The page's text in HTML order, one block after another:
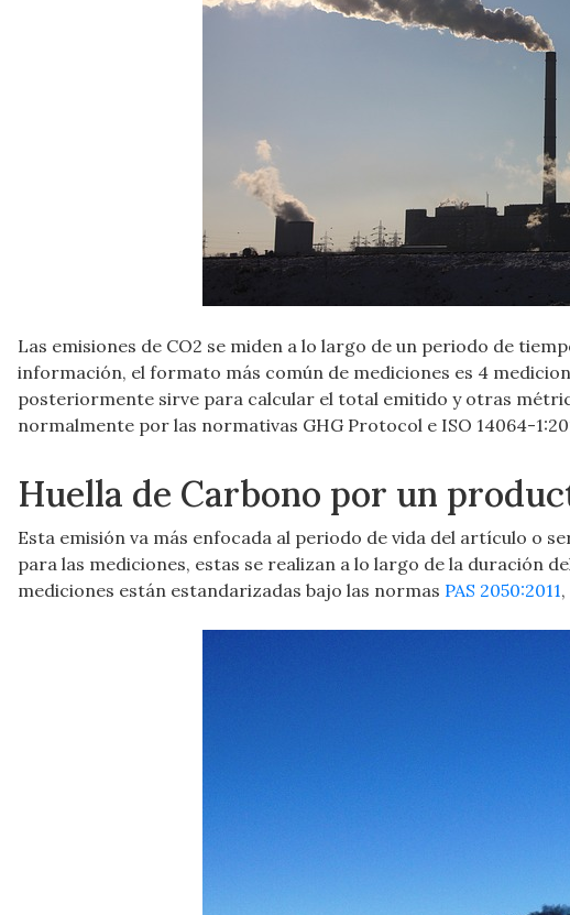
Las emisiones de CO2 se miden a lo largo de un periodo de
información, el formato más común de mediciones es 4
posteriormente sirve para calcular el total emitido y otras
normalmente por las normativas GHG Protocol e ISO 14064-
Huella de Carbono por un
Esta emisión va más enfocada al periodo de vida del artículo o
para las mediciones, estas se realizan a lo largo de la duración
mediciones están estandarizadas bajo las normas PAS 2050:2011